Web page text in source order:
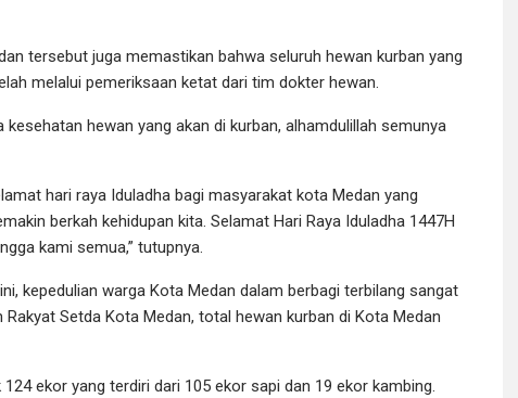
tersebut juga memastikan bahwa seluruh hewan kurban yang
melalui pemeriksaan ketat dari tim dokter hewan.
hewan yang akan di kurban, alhamdulillah semunya
hari raya Iduladha bagi masyarakat kota Medan yang
berkah kehidupan kita. Selamat Hari Raya Iduladha 1447H
kami semua,” tutupnya.
kepedulian warga Kota Medan dalam berbagi terbilang sangat
Setda Kota Medan, total hewan kurban di Kota Medan
ekor yang terdiri dari 105 ekor sapi dan 19 ekor kambing.